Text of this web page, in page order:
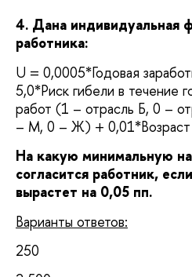
4. Дана индивидуальная
работника:
U = 0,0005*Годовая
5,0*Риск гибели в течение
работ (1 – отрасль Б, 0 –
– М, 0 – Ж) +
На какую минимальную
согласится работник,
вырастет на 0,05 пп.
Варианты ответов:
250